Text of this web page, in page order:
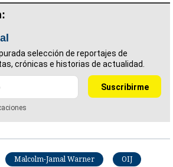
selección de reportajes de
crónicas e historias de actualidad.
Malcolm-Jamal Warner OIJ